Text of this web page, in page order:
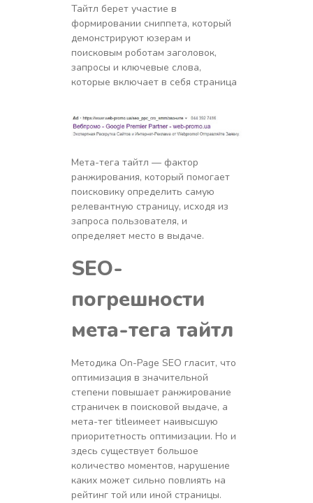
Тайтл берет участие в
формировании сниппета, который
демонстрируют юзерам и
поисковым роботам заголовок,
запросы и ключевые слова,
которые включает в себя страница
Мета-тега тайтл — фактор
ранжирования, который помогает
поисковику определить самую
релевантную страницу, исходя из
запроса пользователя, и
определяет место в выдаче.
SEO-
погрешности
мета-тега тайтл
Методика On-Page SEO гласит, что
оптимизация в значительной
степени повышает ранжирование
страничек в поисковой выдаче, а
мета-тег titleимеет наивысшую
приоритетность оптимизации. Но и
здесь существует большое
количество моментов, нарушение
каких может сильно повлиять на
рейтинг той или иной страницы.